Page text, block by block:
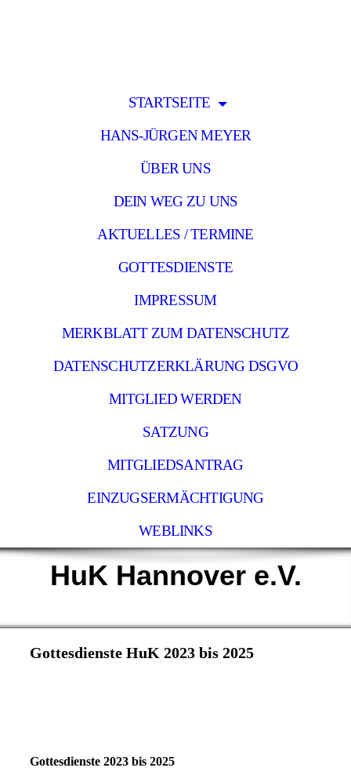
STARTSEITE
HANS-JÜRGEN MEYER
ÜBER UNS
DEIN WEG ZU UNS
AKTUELLES / TERMINE
GOTTESDIENSTE
IMPRESSUM
MERKBLATT ZUM DATENSCHUTZ
DATENSCHUTZERKLÄRUNG DSGVO
MITGLIED WERDEN
SATZUNG
MITGLIEDSANTRAG
EINZUGSERMÄCHTIGUNG
WEBLINKS
HuK Hannover e.V.
Gottesdienste HuK 2023 bis 2025
Gottesdienste 2023 bis 2025